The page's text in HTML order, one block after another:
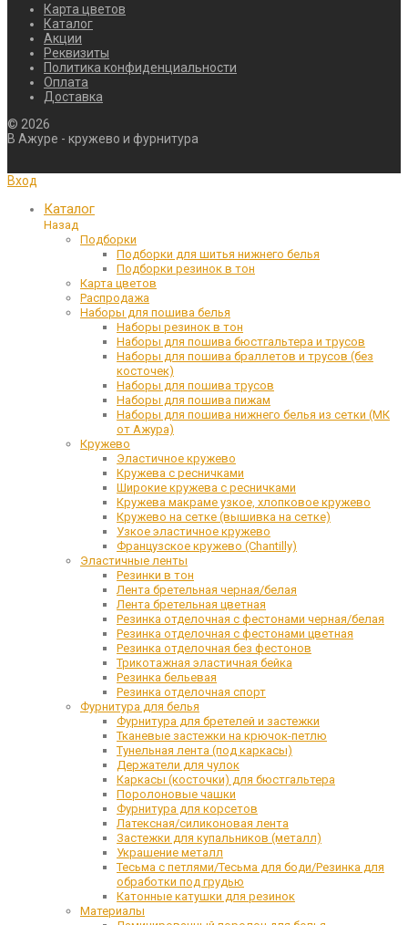
Карта цветов
Каталог
Акции
Реквизиты
Политика конфиденциальности
Оплата
Доставка
© 2026
В Ажуре - кружево и фурнитура
Вход
Каталог
Назад
Подборки
Подборки для шитья нижнего белья
Подборки резинок в тон
Карта цветов
Распродажа
Наборы для пошива белья
Наборы резинок в тон
Наборы для пошива бюстгальтера и трусов
Наборы для пошива браллетов и трусов (без
косточек)
Наборы для пошива трусов
Наборы для пошива пижам
Наборы для пошива нижнего белья из сетки (МК
от Ажура)
Кружево
Эластичное кружево
Кружева с ресничками
Широкие кружева с ресничками
Кружева макраме узкое, хлопковое кружево
Кружево на сетке (вышивка на сетке)
Узкое эластичное кружево
Французское кружево (Chantilly)
Эластичные ленты
Резинки в тон
Лента бретельная черная/белая
Лента бретельная цветная
Резинка отделочная с фестонами черная/белая
Резинка отделочная с фестонами цветная
Резинка отделочная без фестонов
Трикотажная эластичная бейка
Резинка бельевая
Резинка отделочная спорт
Фурнитура для белья
Фурнитура для бретелей и застежки
Тканевые застежки на крючок-петлю
Тунельная лента (под каркасы)
Держатели для чулок
Каркасы (косточки) для бюстгальтера
Поролоновые чашки
Фурнитура для корсетов
Латексная/силиконовая лента
Застежки для купальников (металл)
Украшение металл
Тесьма с петлями/Тесьма для боди/Резинка для
обработки под грудью
Катонные катушки для резинок
Материалы